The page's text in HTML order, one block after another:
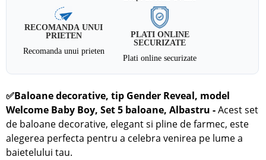
RECOMANDA UNUI
PRIETEN
Recomanda unui prieten
PLATI ONLINE
SECURIZATE
Plati online securizate
✅Baloane decorative, tip Gender Reveal, model
Welcome Baby Boy, Set 5 baloane, Albastru -Acest set
de baloane decorative, elegant si pline de farmec, este
alegerea perfecta pentru a celebra venirea pe lume a
baietelului tau.